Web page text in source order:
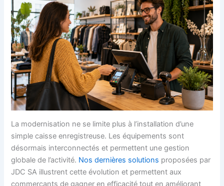
La modernisation ne se limite plus à l’installation d’une
simple caisse enregistreuse. Les équipements sont
désormais interconnectés et permettent une gestion
globale de l’activité. Nos dernières solutions proposées par
JDC SA illustrent cette évolution et permettent aux
commerçants de gagner en efficacité tout en améliorant